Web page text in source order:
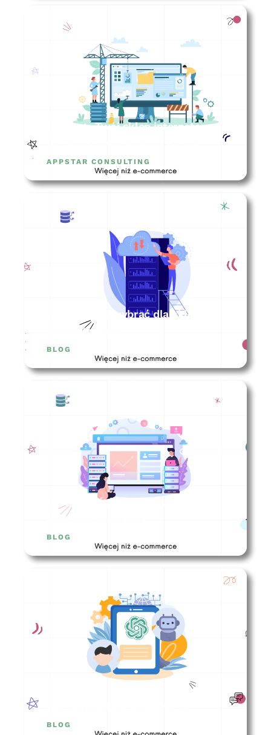
Dlaczego Twój sklep internetowy
APPSTAR CONSULTING
Jaki hosting wybrać dla sklepu
internetowego?
BLOG
Na co zwrócić uwagę wybierając
odpowiedni hosting?
BLOG
BLOG